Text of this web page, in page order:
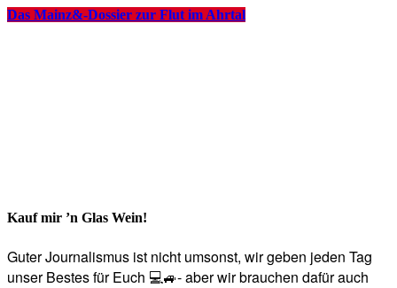
Das Mainz&-Dossier zur Flut im Ahrtal
Kauf mir ’n Glas Wein!
Guter Journalismus ist nicht umsonst, wir geben jeden Tag
unser Bestes für Euch 💻🚙- aber wir brauchen dafür auch